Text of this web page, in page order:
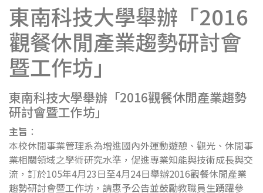
東南科技大學舉辦「2016
觀餐休閒產業趨勢研討會
暨工作坊」
東南科技大學舉辦「2016觀餐休閒產業趨勢
研討會暨工作坊」
主旨 ：
本校休閒事業管理系為增進國內外運動遊憩、觀光、休閒事
業相關領域之學術研究水準，促進專業知能與技術成長與交
流，訂於105年4月23日至4月24日舉辦2016觀餐休閒產業
趨勢研討會暨工作坊，請惠予公告並鼓勵教職員生踴躍參